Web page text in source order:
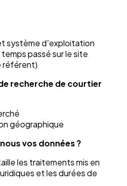
système d'exploitation
passé sur le site
référent)
recherche de courtier
géographique
vos données ?
les traitements mis en
et les durées de